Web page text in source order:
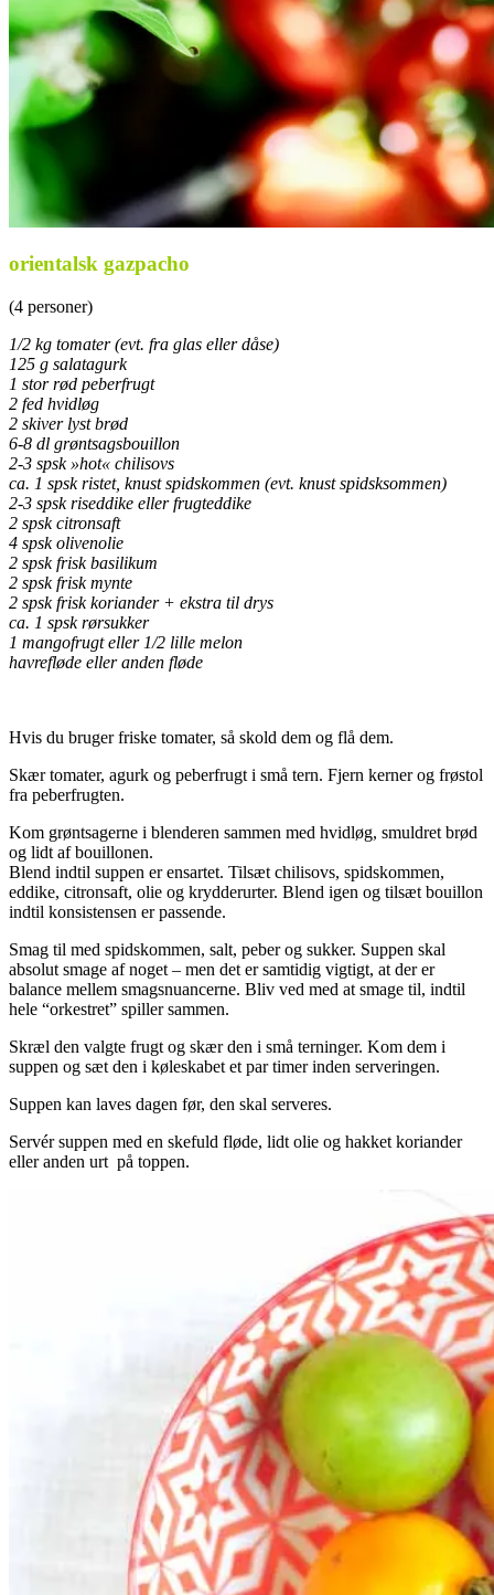
orientalsk gazpacho
(4 personer)
1/2 kg tomater (evt. fra glas eller dåse)
125 g salatagurk
1 stor rød peberfrugt
2 fed hvidløg
2 skiver lyst brød
6-8 dl grøntsagsbouillon
2-3 spsk »hot« chilisovs
ca. 1 spsk ristet, knust spidskommen (evt. knust spidsksommen)
2-3 spsk riseddike eller frugteddike
2 spsk citronsaft
4 spsk olivenolie
2 spsk frisk basilikum
2 spsk frisk mynte
2 spsk frisk koriander + ekstra til drys
ca. 1 spsk rørsukker
1 mangofrugt eller 1/2 lille melon
havrefløde eller anden fløde
Hvis du bruger friske tomater, så skold dem og flå dem.
Skær tomater, agurk og peberfrugt i små tern. Fjern kerner og frøstol
fra peberfrugten.
Kom grøntsagerne i blenderen sammen med hvidløg, smuldret brød
og lidt af bouillonen.
Blend indtil suppen er ensartet. Tilsæt chilisovs, spidskommen,
eddike, citronsaft, olie og krydderurter. Blend igen og tilsæt bouillon
indtil konsistensen er passende.
Smag til med spidskommen, salt, peber og sukker. Suppen skal
absolut smage af noget – men det er samtidig vigtigt, at der er
balance mellem smagsnuancerne. Bliv ved med at smage til, indtil
hele “orkestret” spiller sammen.
Skræl den valgte frugt og skær den i små terninger. Kom dem i
suppen og sæt den i køleskabet et par timer inden serveringen.
Suppen kan laves dagen før, den skal serveres.
Servér suppen med en skefuld fløde, lidt olie og hakket koriander
eller anden urt på toppen.